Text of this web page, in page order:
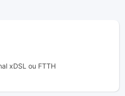
xDSL ou FTTH